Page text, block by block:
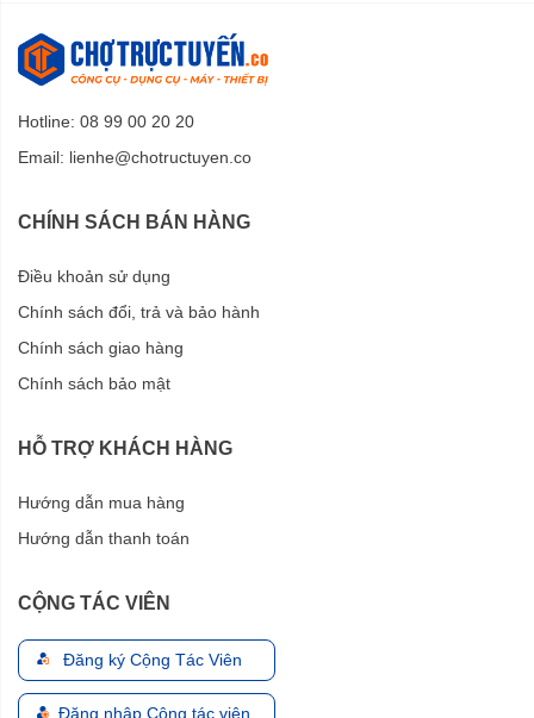
Hotline: 08 99 00 20 20
Email: lienhe@chotructuyen.co
CHÍNH SÁCH BÁN HÀNG
Điều khoản sử dụng
Chính sách đổi, trả và bảo hành
Chính sách giao hàng
Chính sách bảo mật
HỖ TRỢ KHÁCH HÀNG
Hướng dẫn mua hàng
Hướng dẫn thanh toán
CỘNG TÁC VIÊN
Đăng ký Cộng Tác Viên
Đăng nhập Cộng tác viên